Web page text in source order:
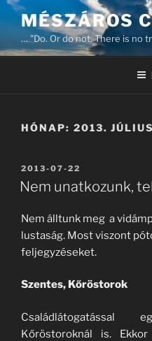
Tartalomhoz
MÉSZÁROS
… "Do. Or do not. There is no
HÓNAP: 2013. JÚLIUS
BEKÜLDVE:
2013-07-22
Nem unatkozunk,
Nem álltunk meg a
lustaság. Most viszont
feljegyzéseket.
Szentes, Kőröstorok
Kőröstoroknál is.